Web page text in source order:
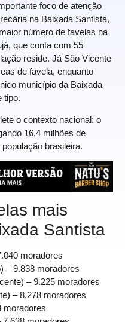
foco de atenção
na Baixada Santista,
número de favelas na
que conta com 55
reside. Já São Vicente
de favela, enquanto
município da Baixada
tipo.
o contexto nacional: o
16,4 milhões de
brasileira.
mais
Santista
moradores
– 9.838 moradores
– 9.225 moradores
– 8.278 moradores
moradores